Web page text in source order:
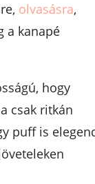
olvasásra,
a kanapé
hogy
csak ritkán
puff is